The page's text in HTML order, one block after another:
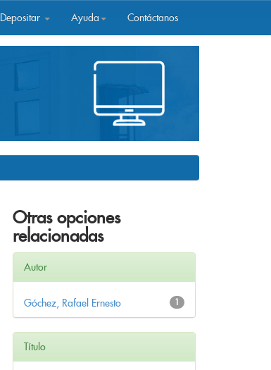
Depositar Ayuda Contáctanos
Otras opciones
relacionadas
Autor
1
Góchez, Rafael Ernesto
Título